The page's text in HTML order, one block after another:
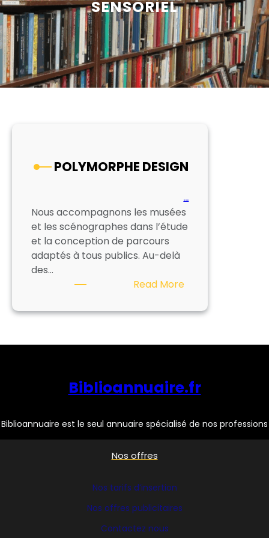
SENSORIEL
POLYMORPHE DESIGN
…
Nous accompagnons les musées
et les scénographes dans l’étude
et la conception de parcours
adaptés à tous publics. Au-delà
des…
Read More:
DESIGN
Biblioannuaire.fr
Biblioannuaire est le seul annuaire spécialisé de nos professions
Nos offres
Nos tarifs d’insertion
Nos offres publicitaires
Contactez nous